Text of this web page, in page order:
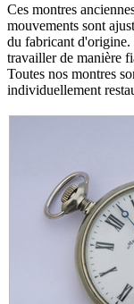
Ces montres
mouvements sont
du fabricant d'origine.
travailler de manière
Toutes nos montres
individuellement